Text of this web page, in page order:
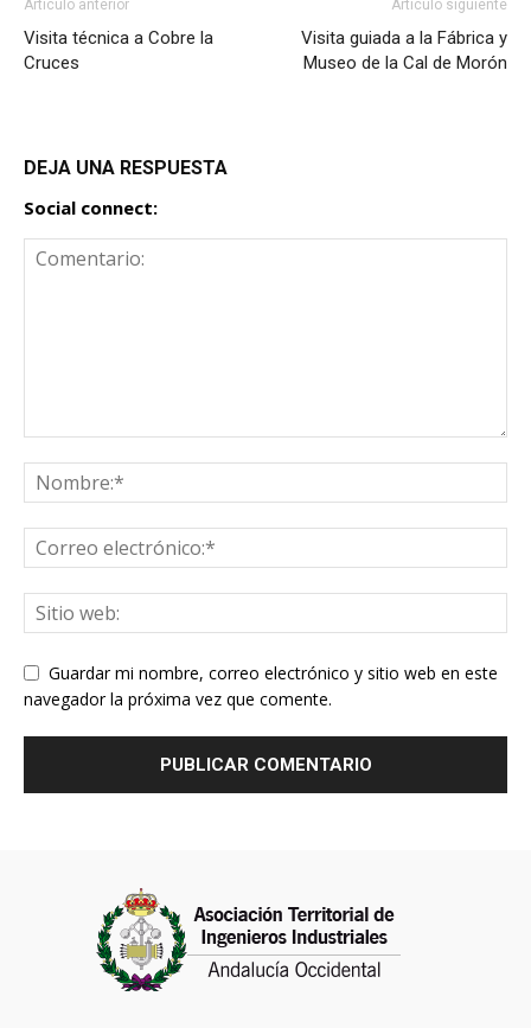
Artículo anterior
Visita técnica a Cobre la
Cruces
Artículo siguiente
Visita guiada a la Fábrica y
Museo de la Cal de Morón
DEJA UNA RESPUESTA
Social connect:
Guardar mi nombre, correo electrónico y sitio web en este
navegador la próxima vez que comente.